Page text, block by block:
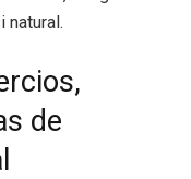
natural.
de